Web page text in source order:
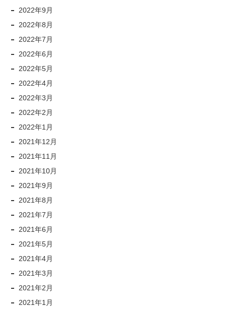
2022年9月
2022年8月
2022年7月
2022年6月
2022年5月
2022年4月
2022年3月
2022年2月
2022年1月
2021年12月
2021年11月
2021年10月
2021年9月
2021年8月
2021年7月
2021年6月
2021年5月
2021年4月
2021年3月
2021年2月
2021年1月